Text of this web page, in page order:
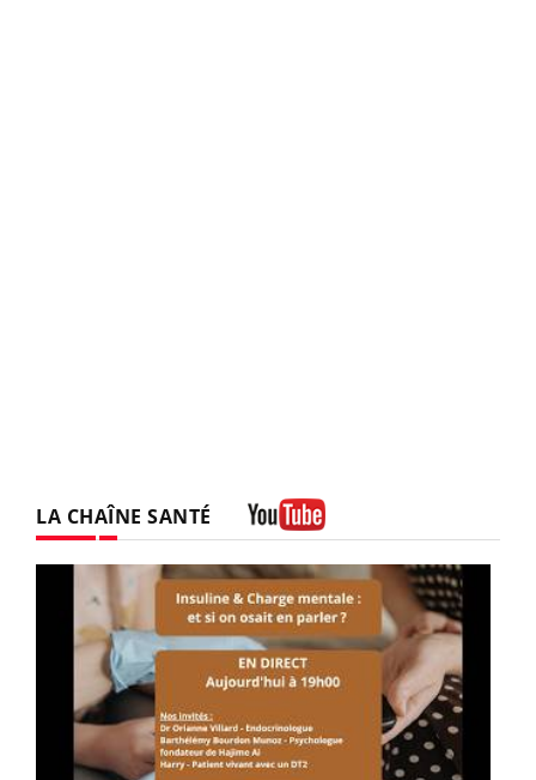
LA CHAÎNE SANTÉ